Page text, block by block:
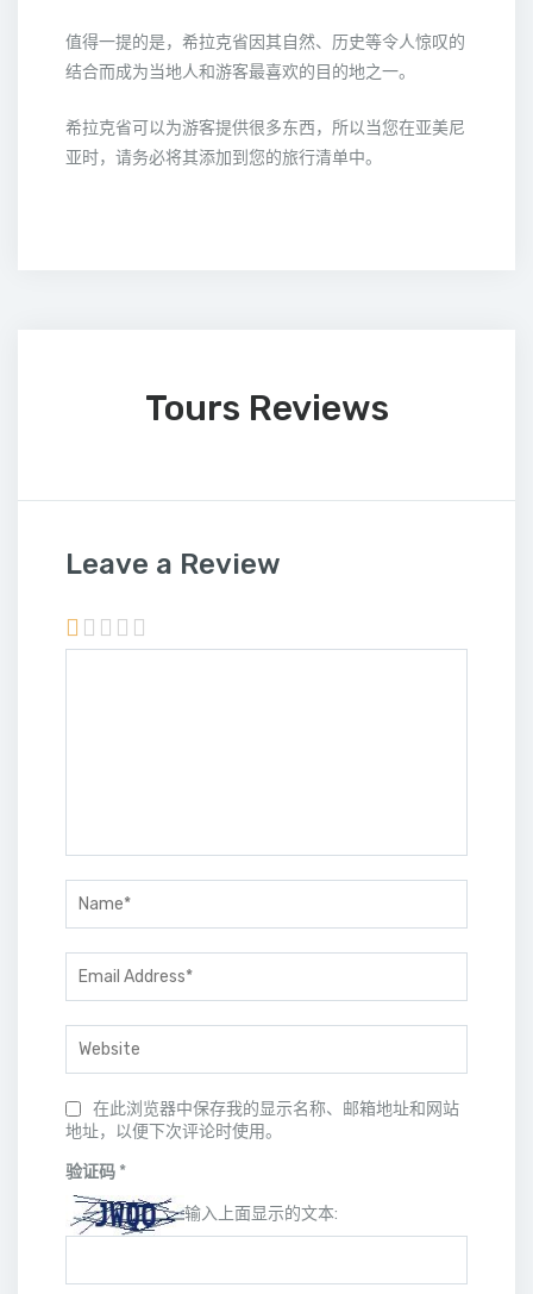
值得一提的是，希拉克省因其自然、历史等令人惊叹的
结合而成为当地人和游客最喜欢的目的地之一。
希拉克省可以为游客提供很多东西，所以当您在亚美尼
亚时，请务必将其添加到您的旅行清单中。
Tours Reviews
Leave a Review
在此浏览器中保存我的显示名称、邮箱地址和网站
地址，以便下次评论时使用。
验证码 *
输入上面显示的文本: